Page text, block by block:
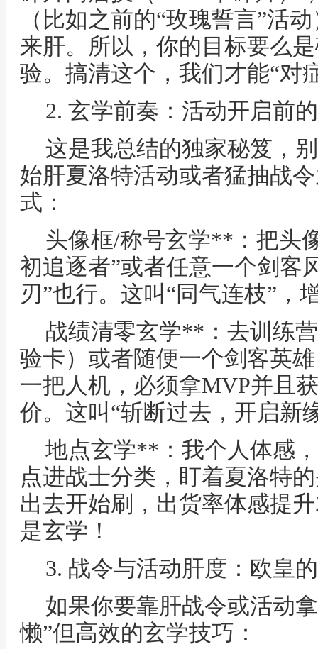
（比如之前的“玫瑰誓言”活
来肝。所以，你的目标要么
验。搞清这个，我们才能“对
2. 玄学前奏：活动开启前
这是我总结的独家秘笈，
始肝夏洛特活动或者猛抽战
式：
头像框/称号玄学**：把头
初追逐者”或者任意一个剑客
刃”也行。这叫“同气连枝”，
战绩清零玄学**：去训练
验卡）或者随便一个剑客英
一把人机，必须拿MVP并且
价。这叫“斩断过去，开启新
地点玄学**：我个人体感
点进战士分类，盯着夏洛特
出去开始刷，出货率体感提
是玄学！
3. 战令与活动肝度：欧皇
如果你要靠肝战令或活动
懒”但高效的玄学技巧：